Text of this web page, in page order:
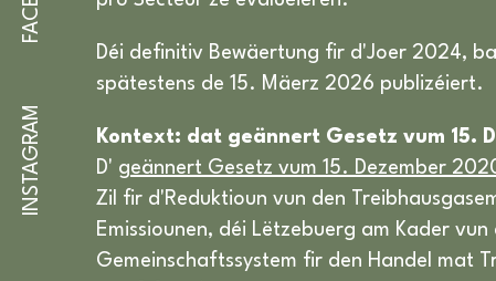
INSTAGRAM
Déi definitiv Bewäertung fir d'Joer 2024,
spätestens de 15. Mäerz 2026 publizéiert.
Kontext: dat geännert Gesetz vum 15.
D' geännert Gesetz vum 15. Dezember
Zil fir d'Reduktioun vun den
Emissiounen, déi Lëtzebuerg am Kader
Gemeinschaftssystem fir den Handel mat